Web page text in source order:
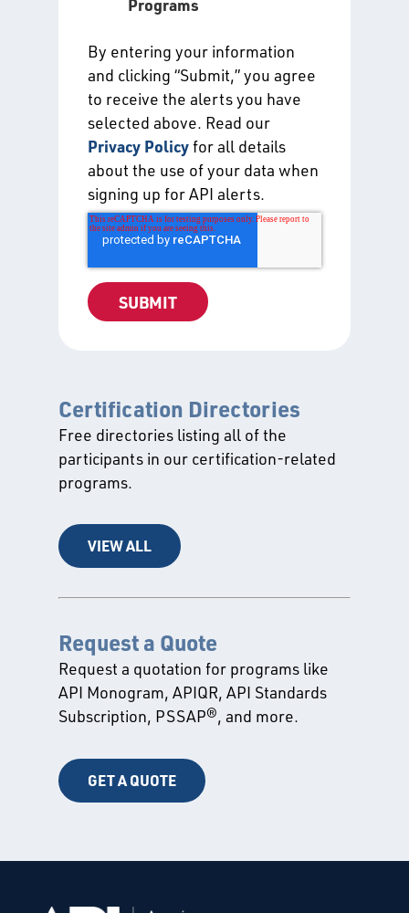
Programs
By entering your information
and clicking “Submit,” you agree
to receive the alerts you have
selected above. Read our
Privacy Policyfor all details
about the use of your data when
signing up for API alerts.
Certification Directories
Free directories listing all of the
participants in our certification-related
programs.
VIEW ALL
Request a Quote
Request a quotation for programs like
API Monogram, APIQR, API Standards
Subscription, PSSAP®, and more.
GET A QUOTE